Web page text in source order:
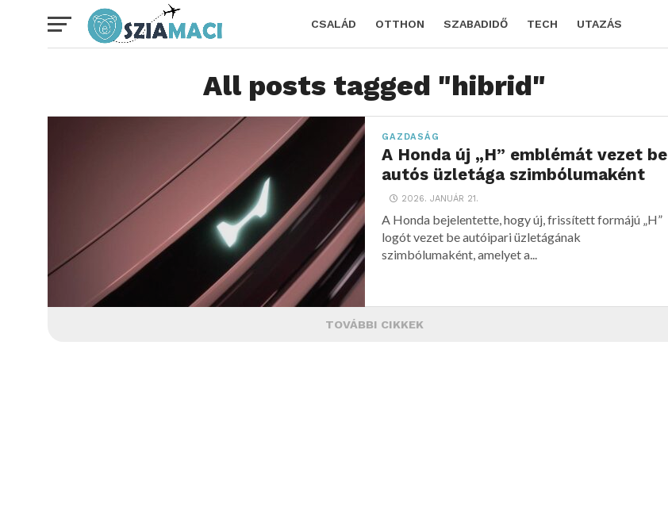
CSALÁD OTTHON SZABADIDŐ TECH UTAZÁS
All posts tagged "hibrid"
GAZDASÁG
A Honda új „H” emblémát vezet be
autós üzletága szimbólumaként
2026. JANUÁR 21.
A Honda bejelentette, hogy új, frissített formájú „H”
logót vezet be autóipari üzletágának
szimbólumaként, amelyet a...
TOVÁBBI CIKKEK